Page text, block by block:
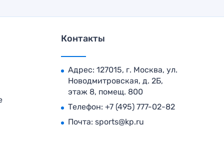
Контакты
Адрес: 127015, г. Москва, ул.
Новодмитровская, д. 2Б,
этаж 8, помещ. 800
Телефон: +7 (495) 777-02-82
Почта: sports@kp.ru